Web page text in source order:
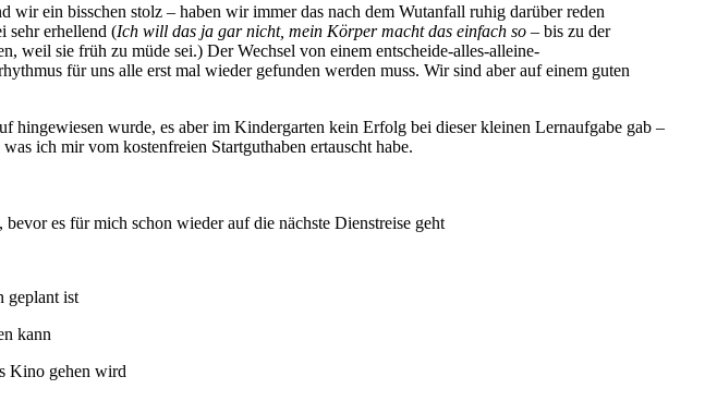
ein bisschen stolz – haben wir immer das nach dem Wutanfall ruhig darüber reden
sehr erhellend (Ich will das ja gar nicht, mein Körper macht das einfach so – bis zu der
weil sie früh zu müde sei.) Der Wechsel von einem entscheide-alles-alleine-
für uns alle erst mal wieder gefunden werden muss. Wir sind aber auf einem guten
hingewiesen wurde, es aber im Kindergarten kein Erfolg bei dieser kleinen Lernaufgabe gab –
ich mir vom kostenfreien Startguthaben ertauscht habe.
es für mich schon wieder auf die nächste Dienstreise geht
geplant ist
kann
Kino gehen wird